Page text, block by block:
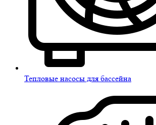
Тепловые насосы для бассейна